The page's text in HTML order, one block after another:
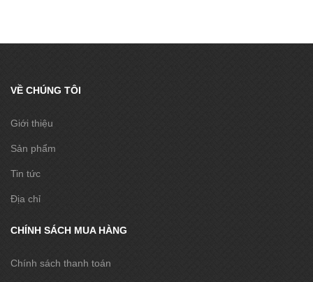
VỀ CHÚNG TÔI
Giới thiệu
Sản phẩm
Tin tức
Địa chỉ
CHÍNH SÁCH MUA HÀNG
Chính sách thanh toán